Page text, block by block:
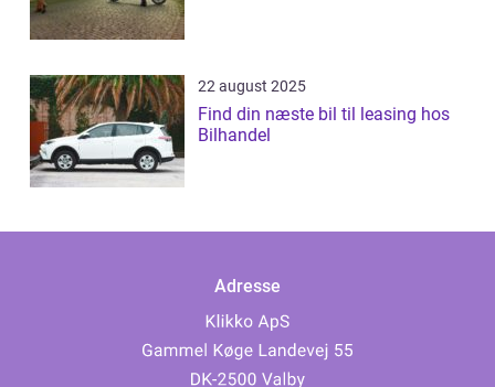
22 august 2025
Find din næste bil til leasing hos
Bilhandel
Adresse